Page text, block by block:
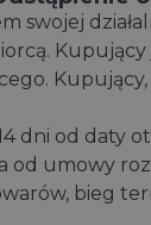
swojej
dni od
umowy
bieg